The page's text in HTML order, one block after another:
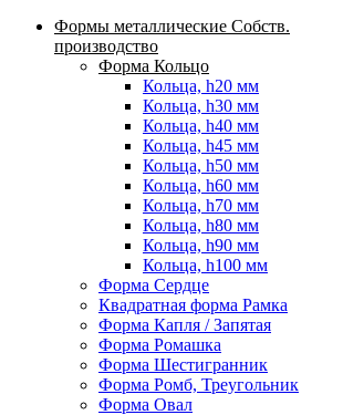
Формы металлические Собств.
производство
Форма Кольцо
Кольца, h20 мм
Кольца, h30 мм
Кольца, h40 мм
Кольца, h45 мм
Кольца, h50 мм
Кольца, h60 мм
Кольца, h70 мм
Кольца, h80 мм
Кольца, h90 мм
Кольца, h100 мм
Форма Сердце
Квадратная форма Рамка
Форма Капля / Запятая
Форма Ромашка
Форма Шестигранник
Форма Ромб, Треугольник
Форма Овал